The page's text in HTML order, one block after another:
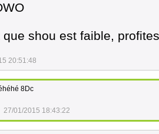
que shou est faible,
20:51:48
8Dc
27/01/2015 18:43:22